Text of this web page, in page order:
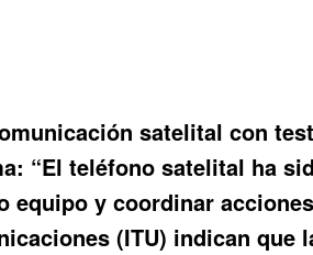
satelital con
“El teléfono satelital ha
equipo y coordinar acciones
(ITU) indican que